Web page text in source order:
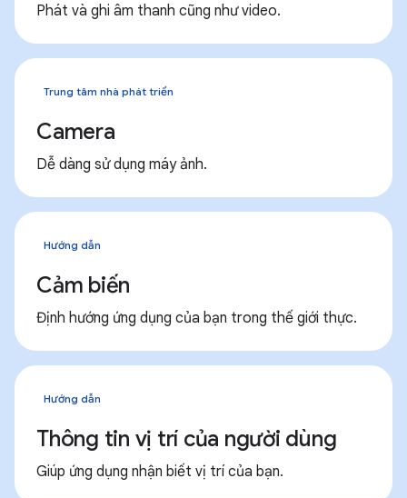
Phát và ghi âm thanh cũng như video.
Trung tâm nhà phát triển
Camera
Dễ dàng sử dụng máy ảnh.
Hướng dẫn
Cảm biến
Định hướng ứng dụng của bạn trong thế giới thực.
Hướng dẫn
Thông tin vị trí của người dùng
Giúp ứng dụng nhận biết vị trí của bạn.